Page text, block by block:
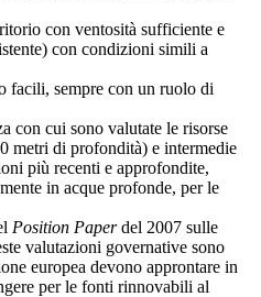
con ventosità sufficiente e
con condizioni simili a
facili, sempre con un ruolo di
con cui sono valutate le risorse
metri di profondità) e intermedie
più recenti e approfondite,
in acque profonde, per le
Position Paperdel 2007 sulle
valutazioni governative sono
europea devono approntare in
per le fonti rinnovabili al